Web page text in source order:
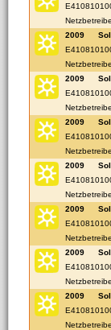
2009
2009
2009
2009
2009
2009
2009